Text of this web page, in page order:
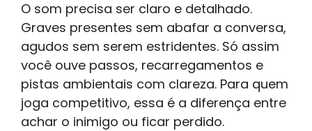
O som precisa ser claro e detalhado.
Graves presentes sem abafar a conversa,
agudos sem serem estridentes. Só assim
você ouve passos, recarregamentos e
pistas ambientais com clareza. Para quem
joga competitivo, essa é a diferença entre
achar o inimigo ou ficar perdido.